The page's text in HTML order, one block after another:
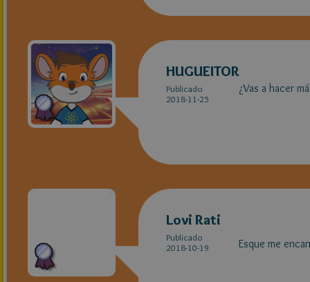
HUGUEITOR
Publicado
2018-11-25
¿Vas a hacer
Lovi Rati
Publicado
2018-10-19
Esque me